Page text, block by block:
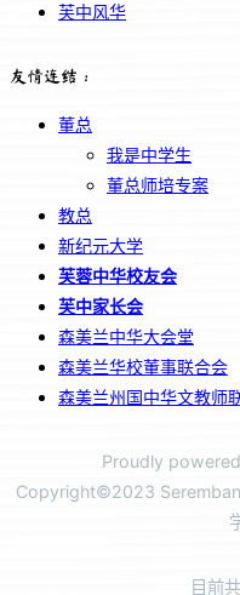
芙中风华
友情连结：
董总
我是中学生
董总师培专案
教总
新纪元大学
芙蓉中华校友会
芙中家长会
森美兰中华大会堂
森美兰华校董事联合会
森美兰州国中华文教师
Proudly
Copyright©2023
目前